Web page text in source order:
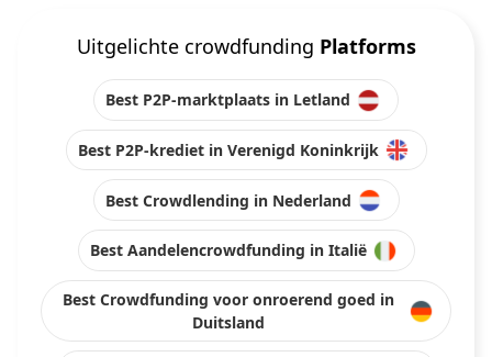
Uitgelichte crowdfunding Platforms
Best P2P-marktplaats in Letland
Best P2P-krediet in Verenigd Koninkrijk
Best Crowdlending in Nederland
Best Aandelencrowdfunding in Italië
Best Crowdfunding voor onroerend goed in
Duitsland